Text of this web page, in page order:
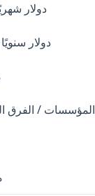
99+ دولار
990+ دولار سنويًا
المؤسسات / الفرق